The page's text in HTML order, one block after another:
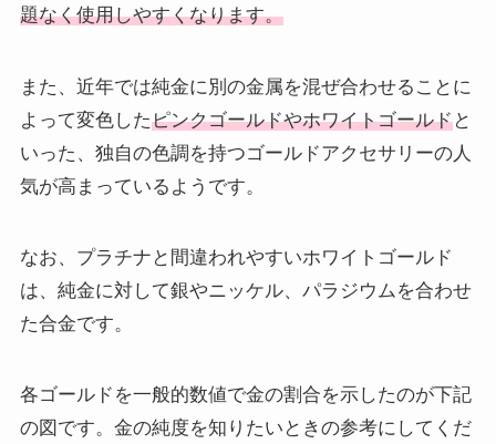
題なく使用しやすくなります。
また、近年では純金に別の金属を混ぜ合わせることに
よって変色したピンクゴールドやホワイトゴールドと
いった、独自の色調を持つゴールドアクセサリーの人
気が高まっているようです。
なお、プラチナと間違われやすいホワイトゴールド
は、純金に対して銀やニッケル、パラジウムを合わせ
た合金です。
各ゴールドを一般的数値で金の割合を示したのが下記
の図です。金の純度を知りたいときの参考にしてくだ